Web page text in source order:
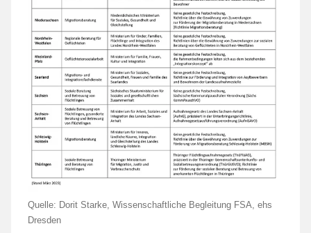
Quelle: Dorit Starke, Wissenschaftliche Begleitung FSA, ehs
Dresden